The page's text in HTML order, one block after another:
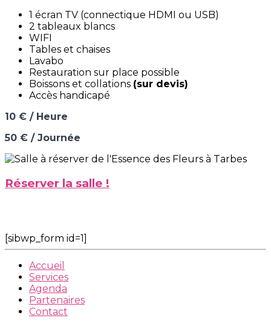
1 écran TV (connectique HDMI ou USB)
2 tableaux blancs
WIFI
Tables et chaises
Lavabo
Restauration sur place possible
Boissons et collations (sur devis)
Accès handicapé
10 € / Heure
50 € / Journée
Réserver la salle !
[sibwp_form id=1]
Accueil
Services
Agenda
Partenaires
Contact